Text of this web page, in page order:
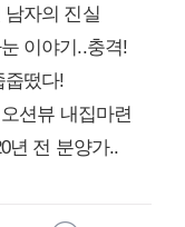
자의 진실
이야기..충격!
줍떴다!
션뷰 내집마련
년 전 분양가..